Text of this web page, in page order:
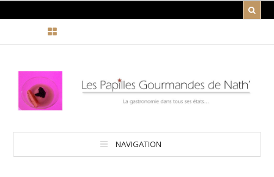
NAVIGATION